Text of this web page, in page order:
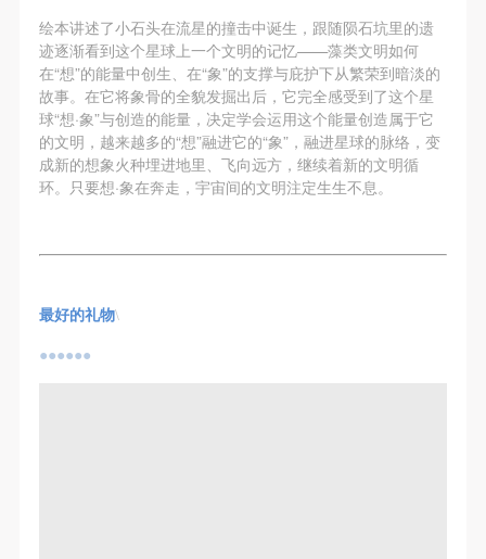
绘本讲述了小石头在流星的撞击中诞生，跟随陨石坑里的遗
迹逐渐看到这个星球上一个文明的记忆——藻类文明如何
在“想”的能量中创生、在“象”的支撑与庇护下从繁荣到暗淡的
故事。在它将象骨的全貌发掘出后，它完全感受到了这个星
球“想·象”与创造的能量，决定学会运用这个能量创造属于它
的文明，越来越多的“想”融进它的“象”，融进星球的脉络，变
成新的想象火种埋进地里、飞向远方，继续着新的文明循
环。只要想·象在奔走，宇宙间的文明注定生生不息。
最好的礼物\
●●●●●●